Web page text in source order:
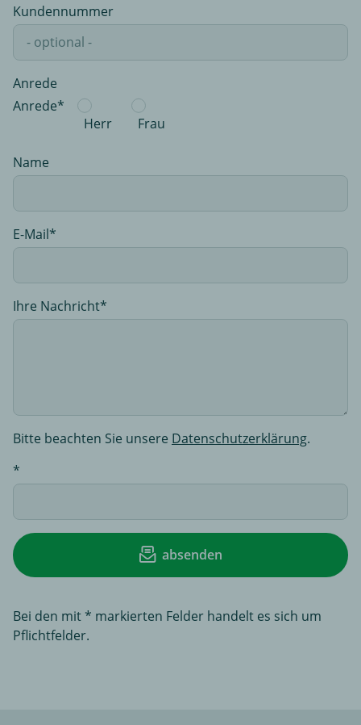
Kundennummer
Anrede
Anrede*
Herr
Frau
Name
E-Mail
Ihre Nachricht
Bitte beachten Sie unsere Datenschutzerklärung.
absenden
Bei den mit * markierten Felder handelt es sich um
Pflichtfelder.